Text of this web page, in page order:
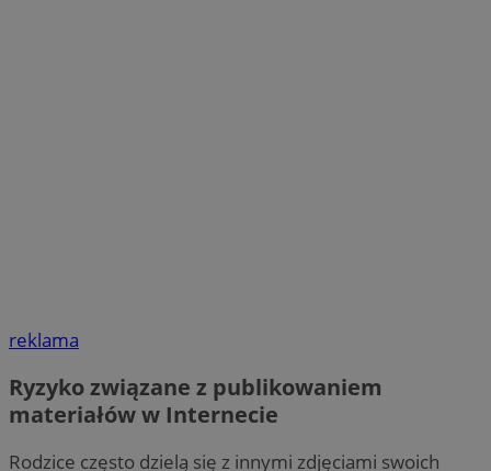
reklama
Ryzyko związane z publikowaniem
materiałów w Internecie
Rodzice często dzielą się z innymi zdjęciami swoich